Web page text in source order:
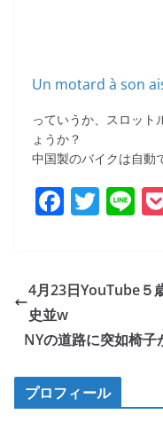
Un motard à son
っていうか、スロット
ょうか？
中国製のバイクは自動
F
e
b
o
o
k
T
er
Li
4月23日YouTube５
史並w
NYの道路に突如椅
プロフィール